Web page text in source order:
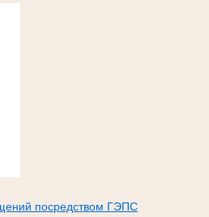
посредством ГЭПС